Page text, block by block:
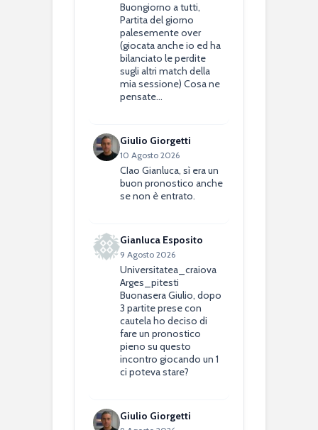
Buongiorno a tutti,
Partita del giorno
palesemente over
(giocata anche io ed ha
bilanciato le perdite
sugli altri match della
mia sessione) Cosa ne
pensate…
Giulio Giorgetti
10 Agosto 2026
CIao Gianluca, sì era un
buon pronostico anche
se non è entrato.
Gianluca Esposito
9 Agosto 2026
Universitatea_craiova
Arges_pitesti
Buonasera Giulio, dopo
3 partite prese con
cautela ho deciso di
fare un pronostico
pieno su questo
incontro giocando un 1
ci poteva stare?
Giulio Giorgetti